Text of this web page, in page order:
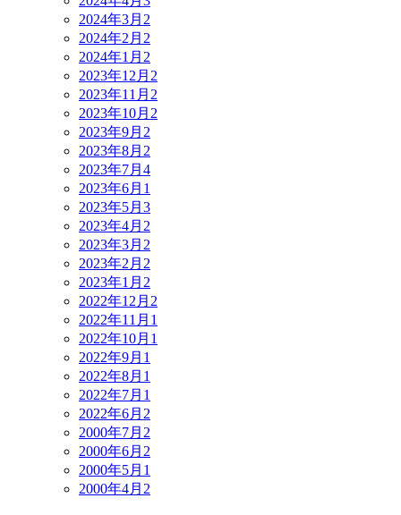
2024年3月 2
2024年2月 2
2024年1月 2
2023年12月 2
2023年11月 2
2023年10月 2
2023年9月 2
2023年8月 2
2023年7月 4
2023年6月 1
2023年5月 3
2023年4月 2
2023年3月 2
2023年2月 2
2023年1月 2
2022年12月 2
2022年11月 1
2022年10月 1
2022年9月 1
2022年8月 1
2022年7月 1
2022年6月 2
2000年7月 2
2000年6月 2
2000年5月 1
2000年4月 2